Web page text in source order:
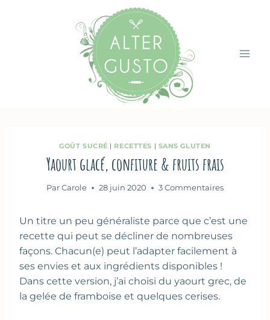
GOÛT SUCRÉ | RECETTES | SANS GLUTEN
Yaourt glacé, confiture & fruits frais
Par Carole 28 juin 2020 3 Commentaires
Un titre un peu généraliste parce que c’est une
recette qui peut se décliner de nombreuses
façons. Chacun(e) peut l’adapter facilement à
ses envies et aux ingrédients disponibles !
Dans cette version, j’ai choisi du yaourt grec, de
la gelée de framboise et quelques cerises.